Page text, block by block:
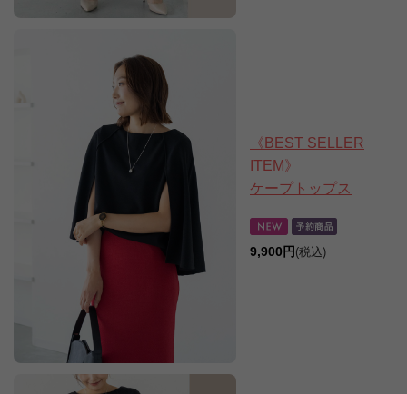
《BEST SELLER
ITEM》
ケープトップス
9,900円 (税込)